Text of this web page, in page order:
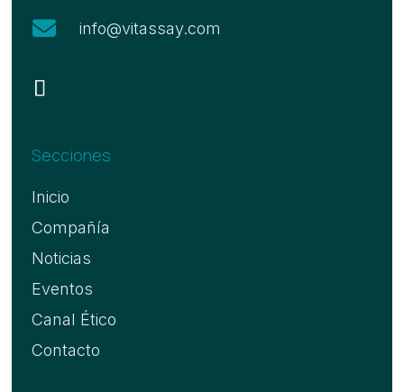
 info@vitassay.com
Secciones
Inicio
Compañía
Noticias
Eventos
Canal Ético
Contacto